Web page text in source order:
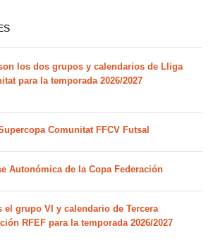
los dos grupos y calendarios de Lliga
para la temporada 2026/2027
Comunitat FFCV Futsal
Autonómica de la Copa Federación
el grupo VI y calendario de Tercera
RFEF para la temporada 2026/2027